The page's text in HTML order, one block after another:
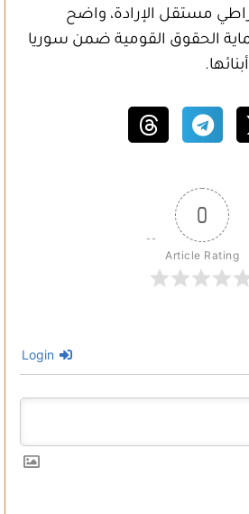
مستقل الإرادة، واضح
الحقوق القومية ضمن سوريا
0
Article Rating